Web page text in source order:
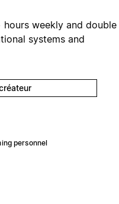
weekly and double
systems and
personnel